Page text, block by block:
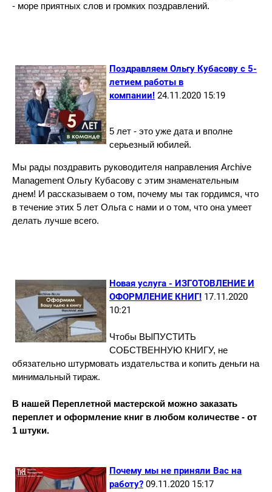
- море приятных слов и громких поздравлений.
Поздравляем Ольгу Кубасову с 5-
летием работы в
компании! 24.11.2020 15:19
5 лет - это уже дата и вполне
серьезный юбилей.
Мы рады поздравить руководителя направления Archive
Management Ольгу Кубасову с этим знаменательным
днем! И рассказываем о том, почему мы так гордимся, что
в течение этих 5 лет Ольга с нами и о том, что она умеет
делать лучше всего.
Новая услуга - ИЗГОТОВЛЕНИЕ И
ОФОРМЛЕНИЕ КНИГ! 17.11.2020
10:21
Чтобы ВЫПУСТИТЬ
СОБСТВЕННУЮ КНИГУ, не
обязательно штурмовать издательства и копить деньги на
минимальный тираж.
В нашей Переплетной мастерской можно заказать
переплет и оформление книг в любом количестве - от
1 штуки.
Почему мы не приняли Вас на
работу? 09.11.2020 15:17